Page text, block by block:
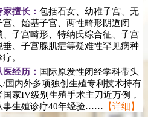
家擅长： 包括石女、幼稚子宫、无
宫、始基子宫、两性畸形阴道闭
、子宫畸形、特纳氏综合征、子宫
垂、子宫腺肌症等疑难性罕见病种
。
医经历： 国际原发性闭经学科带头
/国内外多项独创生殖专利技术持有
国家IV级别生殖手术主刀近万例，
事生殖诊疗40年经验…… 【详细】